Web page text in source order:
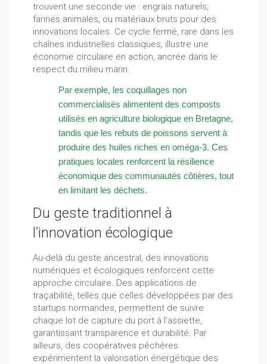
trouvent une seconde vie : engrais naturels,
farines animales, ou matériaux bruts pour des
innovations locales. Ce cycle fermé, rare dans les
chaînes industrielles classiques, illustre une
économie circulaire en action, ancrée dans le
respect du milieu marin.
Par exemple, les coquillages non
commercialisés alimentent des composts
utilisés en agriculture biologique en Bretagne,
tandis que les rebuts de poissons servent à
produire des huiles riches en oméga-3. Ces
pratiques locales renforcent la résilience
économique des communautés côtières, tout
en limitant les déchets.
Du geste traditionnel à
l’innovation écologique
Au-delà du geste ancestral, des innovations
numériques et écologiques renforcent cette
approche circulaire. Des applications de
traçabilité, telles que celles développées par des
startups normandes, permettent de suivre
chaque lot de capture du port à l’assiette,
garantissant transparence et durabilité. Par
ailleurs, des coopératives pêchères
expérimentent la valorisation énergétique des